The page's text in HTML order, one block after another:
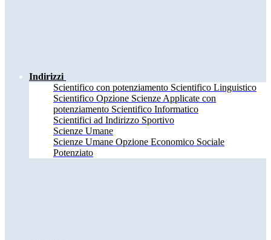
Indirizzi
Scientifico con potenziamento Scientifico Linguistico
Scientifico Opzione Scienze Applicate con
potenziamento Scientifico Informatico
Scientifici ad Indirizzo Sportivo
Scienze Umane
Scienze Umane Opzione Economico Sociale
Potenziato